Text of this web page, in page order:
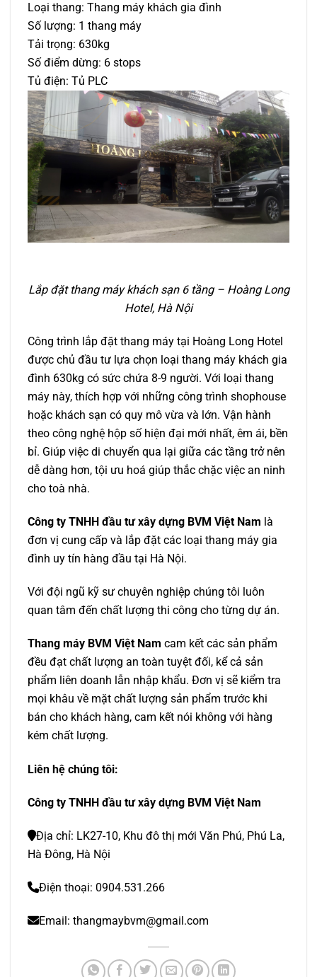
Loại thang: Thang máy khách gia đình
Số lượng: 1 thang máy
Tải trọng: 630kg
Số điểm dừng: 6 stops
Tủ điện: Tủ PLC
Lắp đặt thang máy khách sạn 6 tầng – Hoàng Long
Hotel, Hà Nội
Công trình lắp đặt thang máy tại Hoàng Long Hotel
được chủ đầu tư lựa chọn loại thang máy khách gia
đình 630kg có sức chứa 8-9 người. Với loại thang
máy này, thích hợp với những công trình shophouse
hoặc khách sạn có quy mô vừa và lớn. Vận hành
theo công nghệ hộp số hiện đại mới nhất, êm ái, bền
bỉ. Giúp việc di chuyển qua lại giữa các tầng trở nên
dễ dàng hơn, tội ưu hoá giúp thắc chặc việc an ninh
cho toà nhà.
Công ty TNHH đầu tư xây dựng BVM Việt Nam là
đơn vị cung cấp và lắp đặt các loại thang máy gia
đình uy tín hàng đầu tại Hà Nội.
Với đội ngũ kỹ sư chuyên nghiệp chúng tôi luôn
quan tâm đến chất lượng thi công cho từng dự án.
Thang máy BVM Việt Namcam kết các sản phẩm
đều đạt chất lượng an toàn tuyệt đối, kể cả sản
phẩm liên doanh lẫn nhập khẩu. Đơn vị sẽ kiểm tra
mọi khâu về mặt chất lượng sản phẩm trước khi
bán cho khách hàng, cam kết nói không với hàng
kém chất lượng.
Liên hệ chúng tôi:
Công ty TNHH đầu tư xây dựng BVM Việt Nam
Địa chỉ: LK27-10, Khu đô thị mới Văn Phú, Phú La,
Hà Đông, Hà Nội
Điện thoại: 0904.531.266
Email:thangmaybvm@gmail.com